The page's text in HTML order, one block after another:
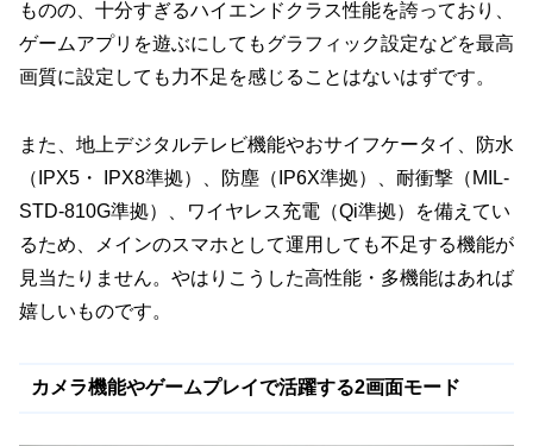
ものの、十分すぎるハイエンドクラス性能を誇っており、
ゲームアプリを遊ぶにしてもグラフィック設定などを最高
画質に設定しても力不足を感じることはないはずです。
また、地上デジタルテレビ機能やおサイフケータイ、防水
（IPX5・ IPX8準拠）、防塵（IP6X準拠）、耐衝撃（MIL-
STD-810G準拠）、ワイヤレス充電（Qi準拠）を備えてい
るため、メインのスマホとして運用しても不足する機能が
見当たりません。やはりこうした高性能・多機能はあれば
嬉しいものです。
カメラ機能やゲームプレイで活躍する2画面モード